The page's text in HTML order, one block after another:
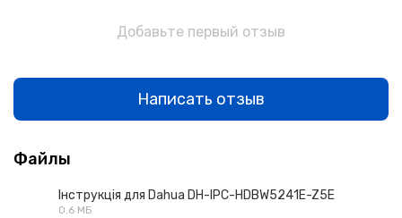
Добавьте первый отзыв
Написать отзыв
Файлы
Інструкція для Dahua DH-IPC-HDBW5241E-Z5E
0.6 МБ